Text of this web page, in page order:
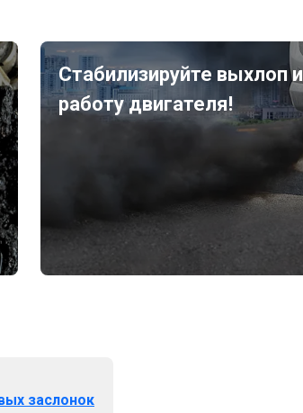
Стабилизируйте выхлоп и
работу двигателя!
заслонок